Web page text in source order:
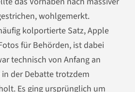
wohlgemerkt.
kolportierte Satz, Apple
für Behörden, ist dabei
technisch von Anfang an
der Debatte trotzdem
Es ging ursprünglich um